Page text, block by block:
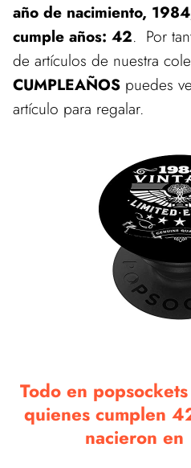
año de nacimiento,
cumple años: 42. Por
de artículos de nuestra
CUMPLEAÑOS puedes
artículo para regalar.
Todo en
quienes cumplen
nacieron